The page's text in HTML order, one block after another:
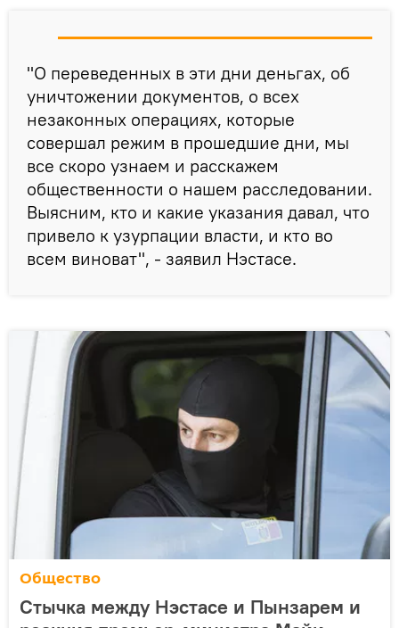
"О переведенных в эти дни деньгах, об
уничтожении документов, о всех
незаконных операциях, которые
совершал режим в прошедшие дни, мы
все скоро узнаем и расскажем
общественности о нашем расследовании.
Выясним, кто и какие указания давал, что
привело к узурпации власти, и кто во
всем виноват", - заявил Нэстасе.
Общество
Cтычка между Нэстасе и Пынзарем и